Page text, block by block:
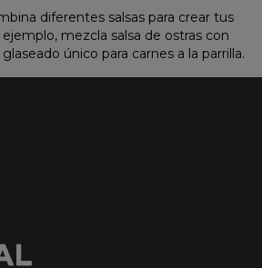
diferentes salsas para crear tus
mezcla salsa de ostras con
único para carnes a la parrilla.